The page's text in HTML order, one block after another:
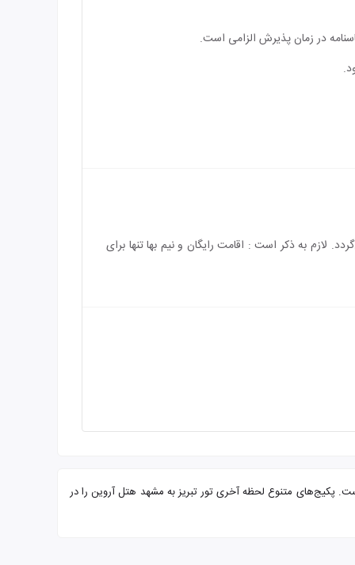
در زمان پذیرش الزامی است.
و هزینه‌ی اقامت کودک بالای 4 سال به طور کامل محاسبه می‌گردد. لازم به ذکر است : اقامت رایگان و نیم بها تنها برای
از شما میهمانان عزیز است. پکیج‌های متنوع لحظه آخری تور تبریز به مشهد هتل آروین را در